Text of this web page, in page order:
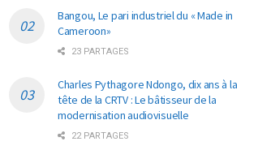
Bangou, Le pari industriel du « Made in
Cameroon»
23 PARTAGES
Charles Pythagore Ndongo, dix ans à la
tête de la CRTV : Le bâtisseur de la
modernisation audiovisuelle
22 PARTAGES